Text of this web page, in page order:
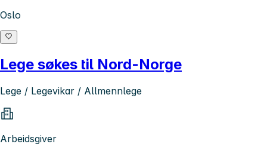
Oslo
Lege søkes til Nord-Norge
Lege / Legevikar / Allmennlege
Arbeidsgiver